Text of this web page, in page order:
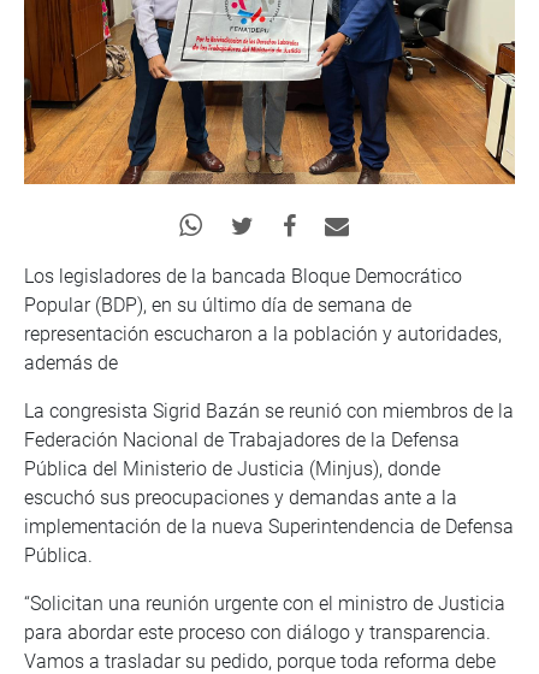
Los legisladores de la bancada Bloque Democrático
Popular (BDP), en su último día de semana de
representación escucharon a la población y autoridades,
además de
La congresista Sigrid Bazán se reunió con miembros de la
Federación Nacional de Trabajadores de la Defensa
Pública del Ministerio de Justicia (Minjus), donde
escuchó sus preocupaciones y demandas ante a la
implementación de la nueva Superintendencia de Defensa
Pública.
“Solicitan una reunión urgente con el ministro de Justicia
para abordar este proceso con diálogo y transparencia.
Vamos a trasladar su pedido, porque toda reforma debe